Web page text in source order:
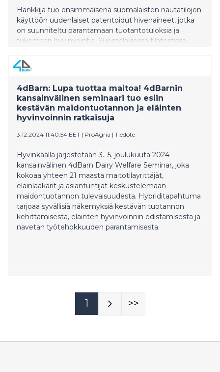
Hankkija tuo ensimmäisenä suomalaisten nautatilojen
käyttöön uudenlaiset patentoidut hivenaineet, jotka
on suunniteltu parantamaan tuotantotuloksia ja
tukemaan hyvinvointia. Suomalaisessa tilatestissä
siirtymäkauden sairauksien määrä 35 prosenttia.
4dBarn: Lupa tuottaa maitoa! 4dBarnin
kansainvälinen seminaari tuo esiin
kestävän maidontuotannon ja eläinten
hyvinvoinnin ratkaisuja
3.12.2024 11:40:54 EET | ProAgria | Tiedote
Hyvinkäällä järjestetään 3.–5. joulukuuta 2024
kansainvälinen 4dBarn Dairy Welfare Seminar, joka
kokoaa yhteen 21 maasta maitotilayrittäjät,
eläinlääkärit ja asiantuntijat keskustelemaan
maidontuotannon tulevaisuudesta. Hybriditapahtuma
tarjoaa syvällisiä näkemyksiä kestävän tuotannon
kehittämisestä, eläinten hyvinvoinnin edistämisestä ja
navetan työtehokkuuden parantamisesta.
1 >>